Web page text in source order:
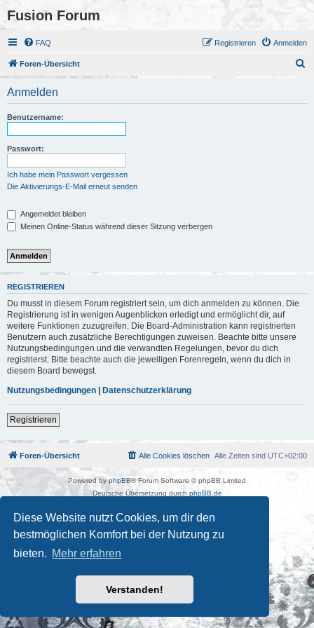
Diese Website nutzt Cookies, um dir den
bestmöglichen Komfort bei der Nutzung zu
bieten. Mehr erfahren
Verstanden!
Fusion Forum
FAQ Anmelden
Registrieren
Foren-Übersicht
Anmelden
Benutzername:
Passwort:
Ich habe mein Passwort vergessen
Die Aktivierungs-E-Mail erneut senden
Angemeldet bleiben
Meinen Online-Status während dieser Sitzung verbergen
REGISTRIEREN
Du musst in diesem Forum registriert sein, um dich anmelden zu können. Die
Registrierung ist in wenigen Augenblicken erledigt und ermöglicht dir, auf
weitere Funktionen zuzugreifen. Die Board-Administration kann registrierten
Benutzern auch zusätzliche Berechtigungen zuweisen. Beachte bitte unsere
Nutzungsbedingungen und die verwandten Regelungen, bevor du dich
registrierst. Bitte beachte auch die jeweiligen Forenregeln, wenn du dich in
diesem Board bewegst.
Nutzungsbedingungen | Datenschutzerklärung
Registrieren
Foren-Übersicht Alle Zeiten sind UTC+02:00
Alle Cookies löschen
Powered byphpBB® Forum Software © phpBB Limited
Deutsche Übersetzung durch phpBB.de
Datenschutz| Nutzungsbedingungen